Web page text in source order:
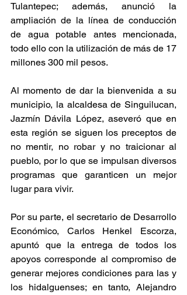
Tulantepec; además, anunció la
ampliación de la línea de conducción
de agua potable antes mencionada,
todo ello con la utilización de más de 17
millones 300 mil pesos.
Al momento de dar la bienvenida a su
municipio, la alcaldesa de Singuilucan,
Jazmín Dávila López, aseveró que en
esta región se siguen los preceptos de
no mentir, no robar y no traicionar al
pueblo, por lo que se impulsan diversos
programas que garanticen un mejor
lugar para vivir.
Por su parte, el secretario de Desarrollo
Económico, Carlos Henkel Escorza,
apuntó que la entrega de todos los
apoyos corresponde al compromiso de
generar mejores condiciones para las y
los hidalguenses; en tanto, Alejandro